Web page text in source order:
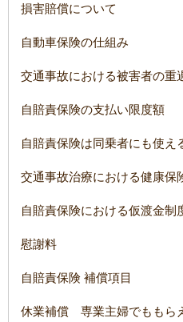
損害賠償について
自動車保険の仕組み
交通事故における被害者の重
自賠責保険の支払い限度額
自賠責保険は同乗者にも使え
交通事故治療における健康保
自賠責保険における仮渡金制
慰謝料
自賠責保険 補償項目
休業補償 専業主婦でももら